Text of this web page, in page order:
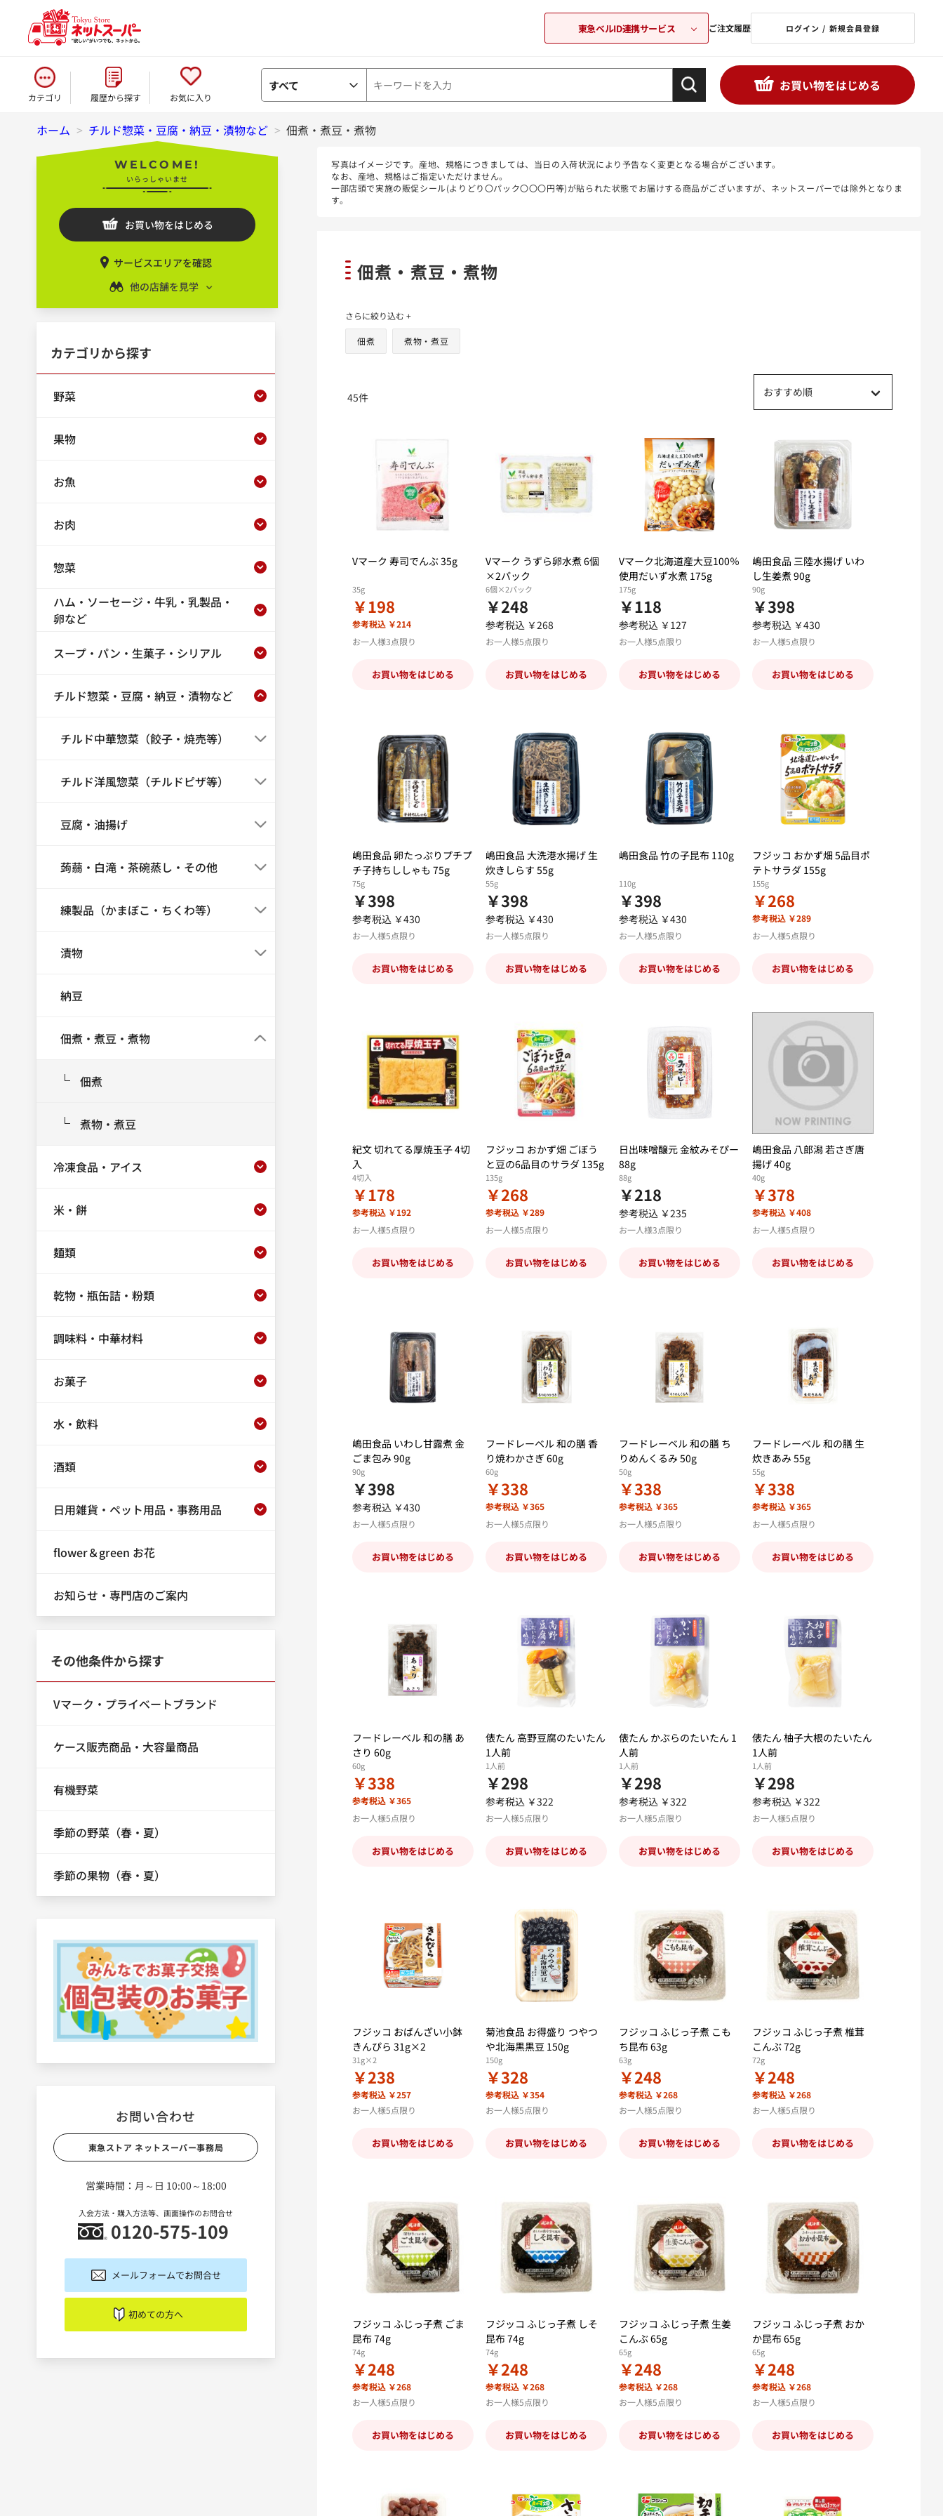
東急ベルID連携サービス ご注文履歴 ログイン / 新規会員登録
カテゴリ 履歴から探す お気に入り
すべて お買い物をはじめる
ホーム > チルド惣菜・豆腐・納豆・漬物など > 佃煮・煮豆・煮物
WELCOME!
いらっしゃいませ
お買い物をはじめる
サービスエリアを確認
他の店舗を見学
カテゴリから探す
野菜
果物
お魚
お肉
惣菜
ハム・ソーセージ・牛乳・乳製品・
卵など
スープ・パン・生菓子・シリアル
チルド惣菜・豆腐・納豆・漬物など
チルド中華惣菜（餃子・焼売等）
チルド洋風惣菜（チルドピザ等）
豆腐・油揚げ
蒟蒻・白滝・茶碗蒸し・その他
練製品（かまぼこ・ちくわ等）
漬物
納豆
佃煮・煮豆・煮物
佃煮
煮物・煮豆
冷凍食品・アイス
米・餅
麺類
乾物・瓶缶詰・粉類
調味料・中華材料
お菓子
水・飲料
酒類
日用雑貨・ペット用品・事務用品
flower＆green お花
お知らせ・専門店のご案内
その他条件から探す
Vマーク・プライベートブランド
ケース販売商品・大容量商品
有機野菜
季節の野菜（春・夏）
季節の果物（春・夏）
お問い合わせ
東急ストア ネットスーパー事務局
営業時間：月～日 10:00～18:00
入会方法・購入方法等、画面操作のお問合せ
0120-575-109
メールフォームでお問合せ
初めての方へ
写真はイメージです。産地、規格につきましては、当日の入荷状況により予告なく変更となる場合がございます。
なお、産地、規格はご指定いただけません。
一部店頭で実施の販促シール(よりどり〇パック〇〇〇円等)が貼られた状態でお届けする商品がございますが、ネットスーパーでは除外となりま
す。
佃煮・煮豆・煮物
さらに絞り込む +
佃煮 煮物・煮豆
45件 おすすめ順
Vマーク 寿司でんぶ 35g
35g
￥198
参考税込 ￥214
お一人様3点限り
お買い物をはじめる
Vマーク うずら卵水煮 6個
×2パック
6個×2パック
￥248
参考税込 ￥268
お一人様5点限り
お買い物をはじめる
Vマーク北海道産大豆100％
使用だいず水煮 175g
175g
￥118
参考税込 ￥127
お一人様5点限り
お買い物をはじめる
嶋田食品 三陸水揚げ いわ
し生姜煮 90g
90g
￥398
参考税込 ￥430
お一人様5点限り
お買い物をはじめる
嶋田食品 卵たっぷりプチプ
チ子持ちししゃも 75g
75g
￥398
参考税込 ￥430
お一人様5点限り
お買い物をはじめる
嶋田食品 大洗港水揚げ 生
炊きしらす 55g
55g
￥398
参考税込 ￥430
お一人様5点限り
お買い物をはじめる
嶋田食品 竹の子昆布 110g
110g
￥398
参考税込 ￥430
お一人様5点限り
お買い物をはじめる
フジッコ おかず畑 5品目ポ
テトサラダ 155g
155g
￥268
参考税込 ￥289
お一人様5点限り
お買い物をはじめる
紀文 切れてる厚焼玉子 4切
入
4切入
￥178
参考税込 ￥192
お一人様5点限り
お買い物をはじめる
フジッコ おかず畑 ごぼう
と豆の6品目のサラダ 135g
135g
￥268
参考税込 ￥289
お一人様5点限り
お買い物をはじめる
日出味噌醸元 金紋みそぴー
88g
88g
￥218
参考税込 ￥235
お一人様3点限り
お買い物をはじめる
嶋田食品 八郎潟 若さぎ唐
揚げ 40g
40g
￥378
参考税込 ￥408
お一人様5点限り
お買い物をはじめる
嶋田食品 いわし甘露煮 金
ごま包み 90g
90g
￥398
参考税込 ￥430
お一人様5点限り
お買い物をはじめる
フードレーベル 和の膳 香
り焼わかさぎ 60g
60g
￥338
参考税込 ￥365
お一人様5点限り
お買い物をはじめる
フードレーベル 和の膳 ち
りめんくるみ 50g
50g
￥338
参考税込 ￥365
お一人様5点限り
お買い物をはじめる
フードレーベル 和の膳 生
炊きあみ 55g
55g
￥338
参考税込 ￥365
お一人様5点限り
お買い物をはじめる
フードレーベル 和の膳 あ
さり 60g
60g
￥338
参考税込 ￥365
お一人様5点限り
お買い物をはじめる
俵たん 高野豆腐のたいたん
1人前
1人前
￥298
参考税込 ￥322
お一人様5点限り
お買い物をはじめる
俵たん かぶらのたいたん 1
人前
1人前
￥298
参考税込 ￥322
お一人様5点限り
お買い物をはじめる
俵たん 柚子大根のたいたん
1人前
1人前
￥298
参考税込 ￥322
お一人様5点限り
お買い物をはじめる
フジッコ おばんざい小鉢
きんぴら 31g×2
31g×2
￥238
参考税込 ￥257
お一人様5点限り
お買い物をはじめる
菊池食品 お得盛り つやつ
や北海黒黒豆 150g
150g
￥328
参考税込 ￥354
お一人様5点限り
お買い物をはじめる
フジッコ ふじっ子煮 こも
ち昆布 63g
63g
￥248
参考税込 ￥268
お一人様5点限り
お買い物をはじめる
フジッコ ふじっ子煮 椎茸
こんぶ 72g
72g
￥248
参考税込 ￥268
お一人様5点限り
お買い物をはじめる
フジッコ ふじっ子煮 ごま
昆布 74g
74g
￥248
参考税込 ￥268
お一人様5点限り
お買い物をはじめる
フジッコ ふじっ子煮 しそ
昆布 74g
74g
￥248
参考税込 ￥268
お一人様5点限り
お買い物をはじめる
フジッコ ふじっ子煮 生姜
こんぶ 65g
65g
￥248
参考税込 ￥268
お一人様5点限り
お買い物をはじめる
フジッコ ふじっ子煮 おか
か昆布 65g
65g
￥248
参考税込 ￥268
お一人様5点限り
お買い物をはじめる